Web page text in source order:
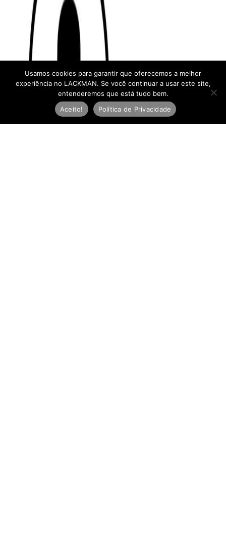
Usamos cookies para garantir que oferecemos a melhor
experiência no LACKMAN. Se você continuar a usar este site,
entenderemos que está tudo bem.
Aceito!
Política de Privacidade